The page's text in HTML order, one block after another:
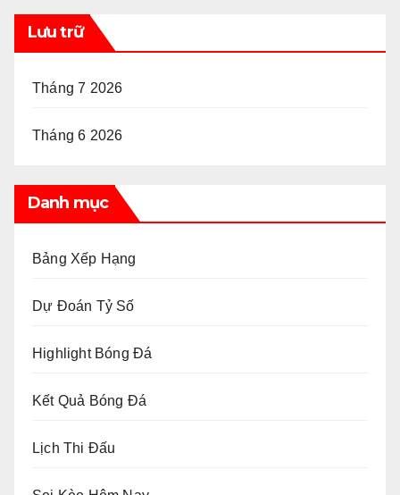
Lưu trữ
Tháng 7 2026
Tháng 6 2026
Danh mục
Bảng Xếp Hạng
Dự Đoán Tỷ Số
Highlight Bóng Đá
Kết Quả Bóng Đá
Lịch Thi Đấu